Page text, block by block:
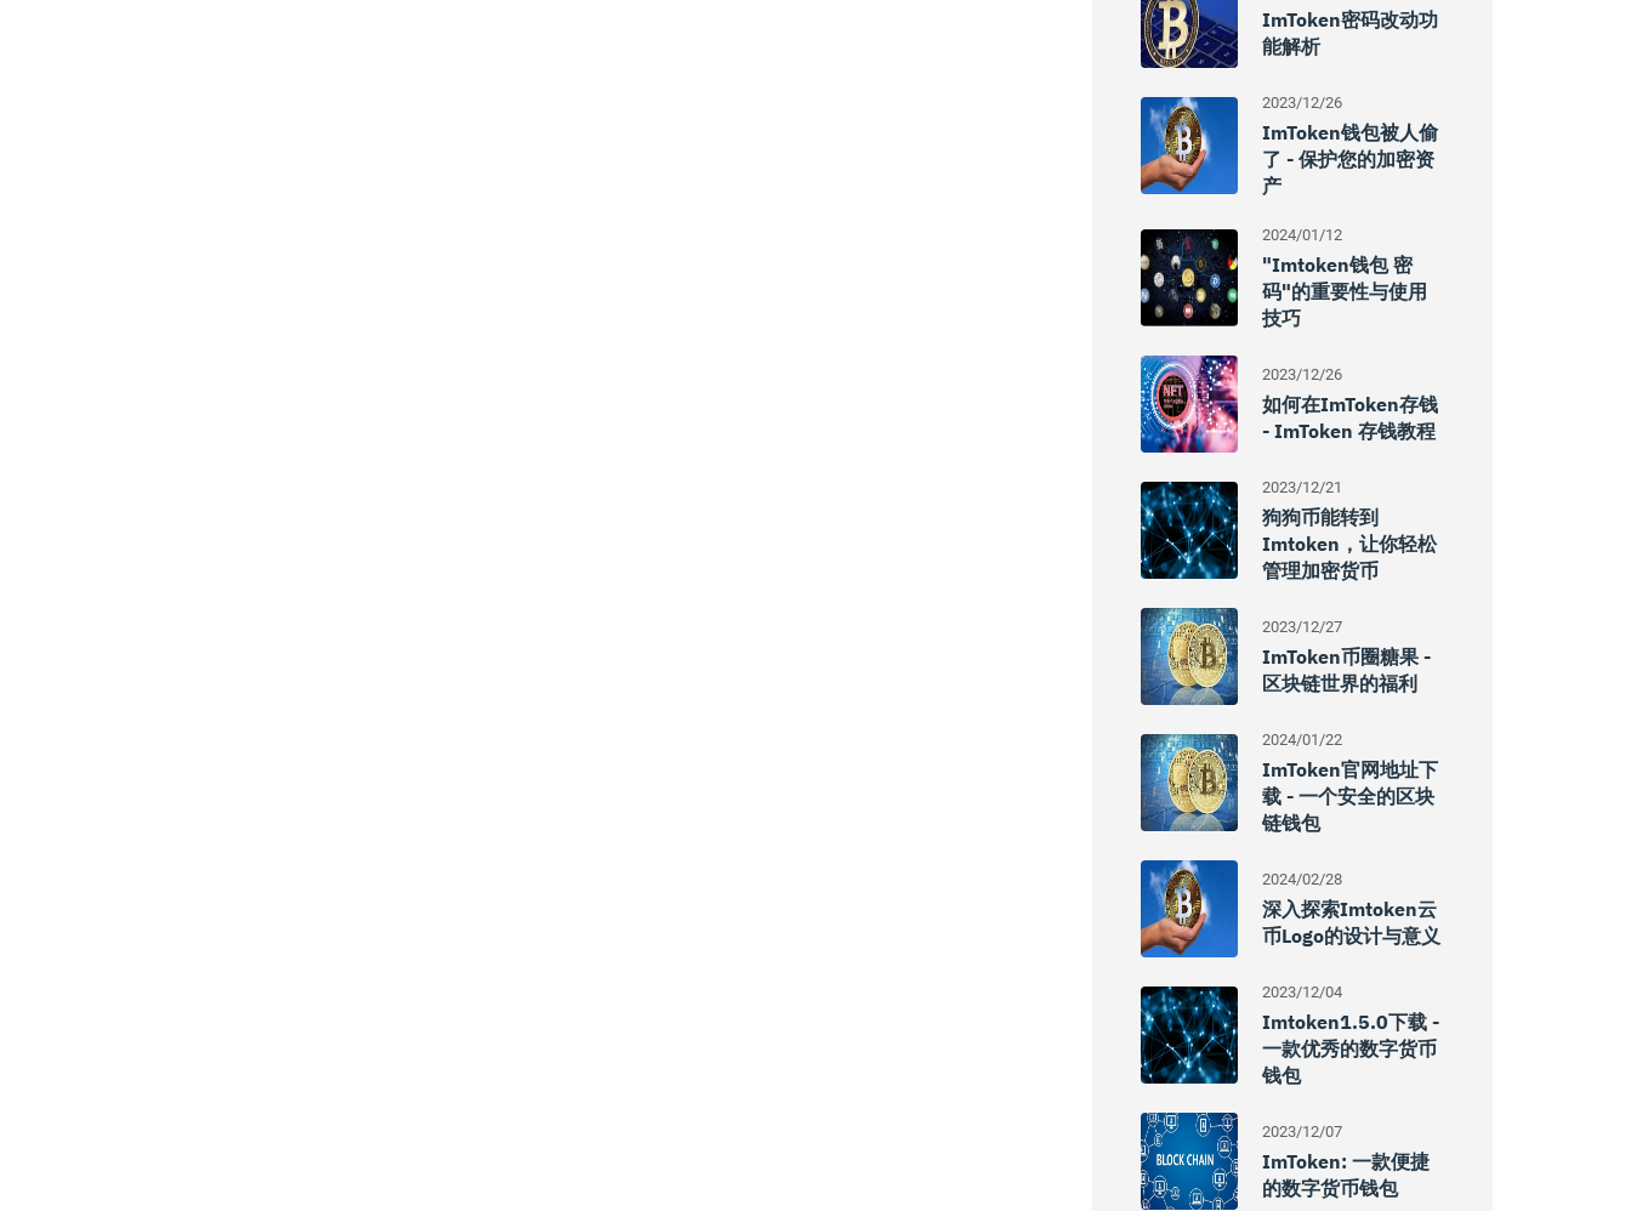
ImToken密码改动功
能解析
2023/12/26
ImToken钱包被人偷
了 - 保护您的加密资
产
2024/01/12
"imtoken钱包 密
码"的重要性与使用
技巧
2023/12/26
如何在imToken存钱
- ImToken 存钱教程
2023/12/21
狗狗币能转到
Imtoken，让你轻松
管理加密货币
2023/12/27
ImToken币圈糖果 -
区块链世界的福利
2024/01/22
ImToken官网地址下
载 - 一个安全的区块
链钱包
2024/02/28
深入探索imtoken云
币logo的设计与意义
2023/12/04
Imtoken1.5.0下载 -
一款优秀的数字货币
钱包
2023/12/07
ImToken: 一款便捷
的数字货币钱包